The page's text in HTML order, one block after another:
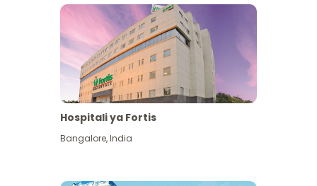
Hospitali ya Fortis
Bangalore,India